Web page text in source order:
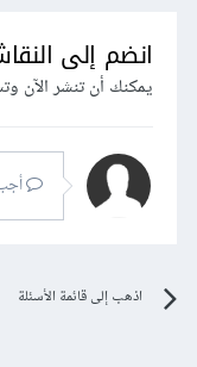
انضم إلى
يمكنك أن تنشر الآن
اذهب إلى قائمة الأسئلة